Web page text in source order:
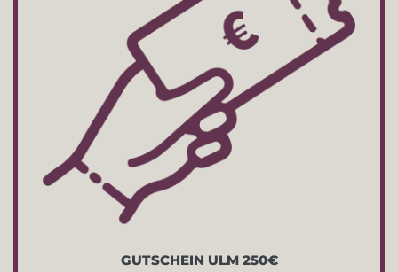
GUTSCHEIN ULM 250€